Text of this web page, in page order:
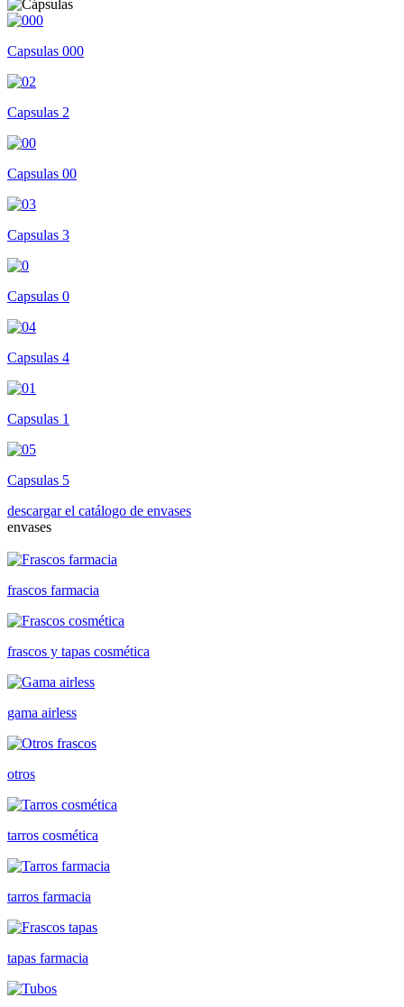
Capsulas 000
Capsulas 2
Capsulas 00
Capsulas 3
Capsulas 0
Capsulas 4
Capsulas 1
Capsulas 5
descargar el catálogo de envases
envases
frascos farmacia
frascos y tapas cosmética
gama airless
otros
tarros cosmética
tarros farmacia
tapas farmacia